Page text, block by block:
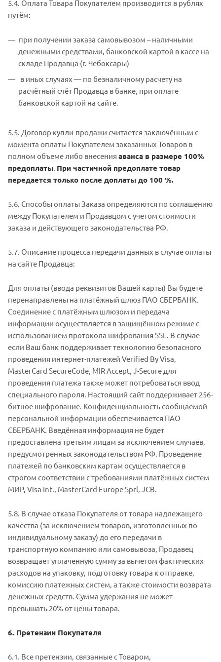
5.4. Оплата Товара Покупателем производится в рублях
путём:
при получении заказа самовывозом – наличными
денежными средствами, банковской картой в кассе на
складе Продавца (г. Чебоксары)
в иных случаях — по безналичному расчету на
расчётный счёт Продавца в банке, при оплате
банковской картой на сайте.
5.5. Договор купли-продажи считается заключённым с
момента оплаты Покупателем заказанных Товаров в
полном объеме либо внесения аванса в размере 100%
предоплаты. При частичной предоплате товар
передается только после доплаты до 100 %.
5.6. Способы оплаты Заказа определяются по соглашению
между Покупателем и Продавцом с учетом стоимости
заказа и действующего законодательства РФ.
5.7. Описание процесса передачи данных в случае оплаты
на сайте Продавца:
Для оплаты (ввода реквизитов Вашей карты) Вы будете
перенаправлены на платёжный шлюз ПАО СБЕРБАНК.
Соединение с платёжным шлюзом и передача
информации осуществляется в защищённом режиме с
использованием протокола шифрования SSL. В случае
если Ваш банк поддерживает технологию безопасного
проведения интернет-платежей Verified By Visa,
MasterCard SecureCode, MIR Accept, J-Secure для
проведения платежа также может потребоваться ввод
специального пароля. Настоящий сайт поддерживает 256-
битное шифрование. Конфиденциальность сообщаемой
персональной информации обеспечивается ПАО
СБЕРБАНК. Введённая информация не будет
предоставлена третьим лицам за исключением случаев,
предусмотренных законодательством РФ. Проведение
платежей по банковским картам осуществляется в
строгом соответствии с требованиями платёжных систем
МИР, Visa Int., MasterCard Europe Sprl, JCB.
5.8. В случае отказа Покупателя от товара надлежащего
качества (за исключением товаров, изготовленных по
индивидуальному заказу) до его передачи в
транспортную компанию или самовывоза, Продавец
возвращает уплаченную сумму за вычетом фактических
расходов на упаковку, подготовку товара к отправке,
комиссию платежных систем, а также стоимости возврата
денежных средств. Сумма удержания не может
превышать 20% от цены товара.
6. Претензии Покупателя
6.1. Все претензии, связанные с Товаром,